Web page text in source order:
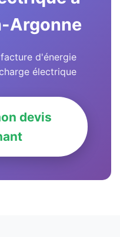
Argonne
d'énergie
électrique
devis